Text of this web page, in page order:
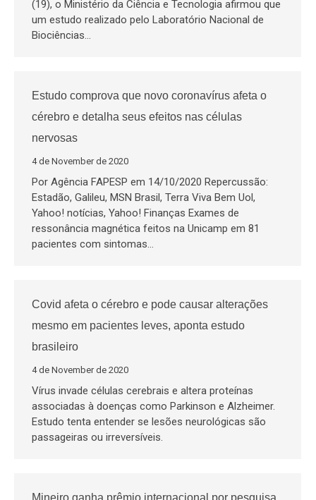
(19), o Ministério da Ciência e Tecnologia afirmou que
um estudo realizado pelo Laboratório Nacional de
Biociências…
Estudo comprova que novo coronavírus afeta o
cérebro e detalha seus efeitos nas células
nervosas
4 de November de 2020
Por Agência FAPESP em 14/10/2020 Repercussão:
Estadão, Galileu, MSN Brasil, Terra Viva Bem Uol,
Yahoo! notícias, Yahoo! Finanças Exames de
ressonância magnética feitos na Unicamp em 81
pacientes com sintomas…
Covid afeta o cérebro e pode causar alterações
mesmo em pacientes leves, aponta estudo
brasileiro
4 de November de 2020
Vírus invade células cerebrais e altera proteínas
associadas à doenças como Parkinson e Alzheimer.
Estudo tenta entender se lesões neurológicas são
passageiras ou irreversíveis.
Mineiro ganha prêmio internacional por pesquisa